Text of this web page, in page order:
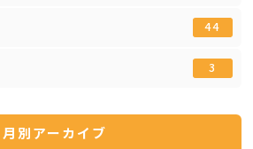
44
3
月別アーカイブ